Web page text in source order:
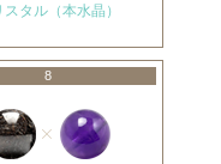
スタル（本水晶）
8